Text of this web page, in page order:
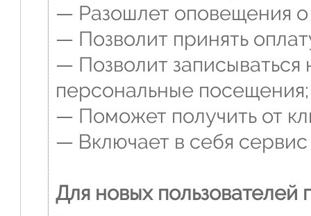
— Разошлет оповещения о
— Позволит принять
— Позволит записываться
персональные посещения;
— Поможет получить от
— Включает в себя сервис
Для новых